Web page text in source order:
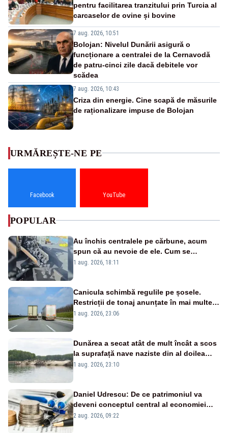
pentru facilitarea tranzitului prin Turcia al
carcaselor de ovine și bovine
7 aug. 2026, 10:51
Bolojan: Nivelul Dunării asigură o
funcționare a centralei de la Cernavodă
de patru-cinci zile dacă debitele vor
scădea
7 aug. 2026, 10:43
Criza din energie. Cine scapă de măsurile
de raționalizare impuse de Bolojan
URMĂREȘTE-NE PE
Facebook YouTube
POPULAR
Au închis centralele pe cărbune, acum
spun că au nevoie de ele. Cum se
pasează vina în plină criză energetică
1 aug. 2026, 18:11
Canicula schimbă regulile pe șosele.
Restricții de tonaj anunțate în mai multe
județe
1 aug. 2026, 23:06
Dunărea a secat atât de mult încât a scos
la suprafață nave naziste din al doilea
război mondial
1 aug. 2026, 23:10
Daniel Udrescu: De ce patrimoniul va
deveni conceptul central al economiei
viitoare?
2 aug. 2026, 09:22